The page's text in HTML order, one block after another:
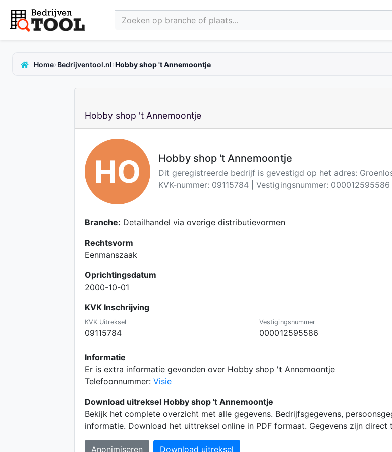
Zoeken op branche of plaats...
Home›Bedrijventool.nl›Hobby shop 't Annemoontje
Hobby shop 't Annemoontje
HO Hobby shop 't Annemoontje
Dit geregistreerde bedrijf is gevestigd op het adres:
KVK-nummer: 09115784 | Vestigingsnummer: 000012595586
Branche: Detailhandel via overige distributievormen
Rechtsvorm
Eenmanszaak
Oprichtingsdatum
2000-10-01
KVK Inschrijving
KVK Uitreksel
09115784
Vestigingsnummer
000012595586
Informatie
Er is extra informatie gevonden over Hobby shop 't Annemoontje
Telefoonnummer: Visie
Download uitreksel Hobby shop 't Annemoontje
Bekijk het complete overzicht met alle gegevens. Bedrijfsgegevens,
informatie. Download het uittreksel online in PDF formaat. Gegevens zijn
Anonimiseren Download uitreksel